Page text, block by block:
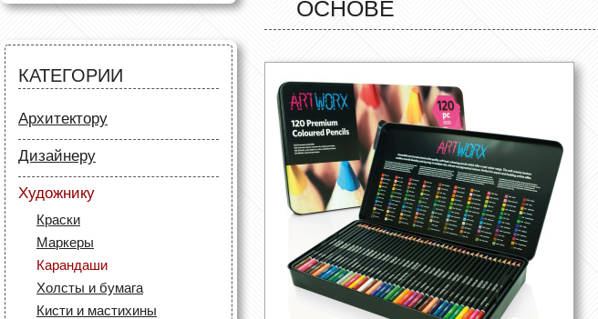
КАТЕГОРИИ
Архитектору
Бумага
Лайнеры
Маркеры
Карандаши
Аксессуары для
архитекторов
Дизайнеру
Бумага
Карандаши
Скетч маркеры
Лайнеры (рапидографы)
Аксессуары для дизайнеров
Художнику
Краски
Маркеры
Карандаши
Холсты и бумага
Кисти и мастихины
ОСНОВЕ